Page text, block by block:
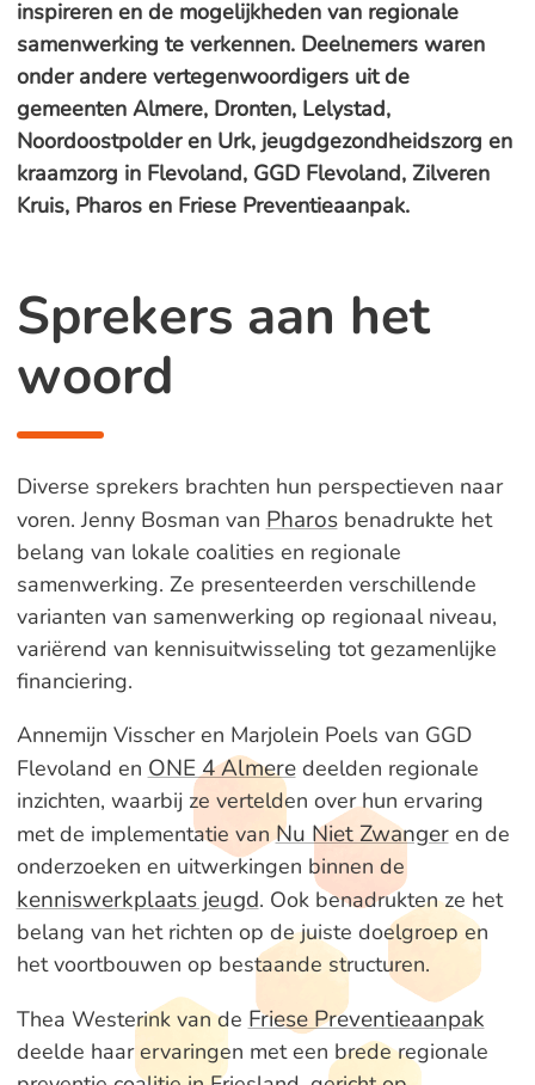
inspireren en de mogelijkheden van regionale
samenwerking te verkennen. Deelnemers waren
onder andere vertegenwoordigers uit de
gemeenten Almere, Dronten, Lelystad,
Noordoostpolder en Urk, jeugdgezondheidszorg en
kraamzorg in Flevoland, GGD Flevoland, Zilveren
Kruis, Pharos en Friese Preventieaanpak.
Sprekers aan het
woord
Diverse sprekers brachten hun perspectieven naar
voren. Jenny Bosman van Pharosbenadrukte het
belang van lokale coalities en regionale
samenwerking. Ze presenteerden verschillende
varianten van samenwerking op regionaal niveau,
variërend van kennisuitwisseling tot gezamenlijke
financiering.
Annemijn Visscher en Marjolein Poels van GGD
Flevoland en ONE 4 Almeredeelden regionale
inzichten, waarbij ze vertelden over hun ervaring
met de implementatie vanNu Niet Zwangeren de
onderzoeken en uitwerkingen binnen de
kenniswerkplaats jeugd. Ook benadrukten ze het
belang van het richten op de juiste doelgroep en
het voortbouwen op bestaande structuren.
Thea Westerink van de Friese Preventieaanpak
deelde haar ervaringen met een brede regionale